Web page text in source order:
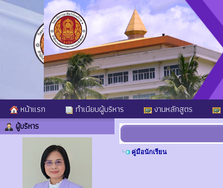
หน้าแรก ทำเนียบผู้บริหาร งานหลักสูตร
ผู้บริหาร
คู่มือนักเรียน